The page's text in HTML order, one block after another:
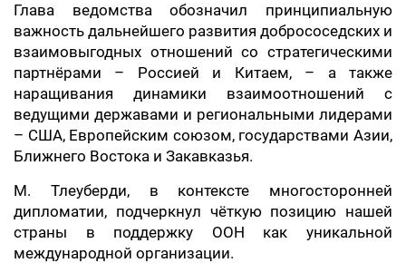
Глава ведомства обозначил принципиальную
важность дальнейшего развития добрососедских и
взаимовыгодных отношений со стратегическими
партнёрами – Россией и Китаем, – а также
наращивания динамики взаимоотношений с
ведущими державами и региональными лидерами
– США, Европейским союзом, государствами Азии,
Ближнего Востока и Закавказья.
М. Тлеуберди, в контексте многосторонней
дипломатии, подчеркнул чёткую позицию нашей
страны в поддержку ООН как уникальной
международной организации.